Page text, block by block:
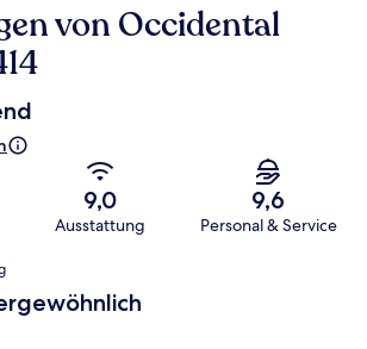
von Occidental
9,0
Ausstattung
9,6
Personal & Service